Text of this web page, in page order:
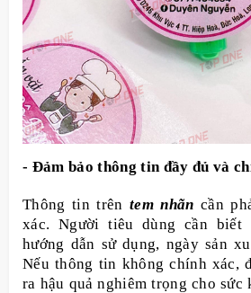
- Đảm bảo thông tin đầy đủ và
Thông tin trên tem nhãn cần
xác. Người tiêu dùng cần biết
hướng dẫn sử dụng, ngày sản
Nếu thông tin không chính xác,
ra hậu quả nghiêm trọng cho sức